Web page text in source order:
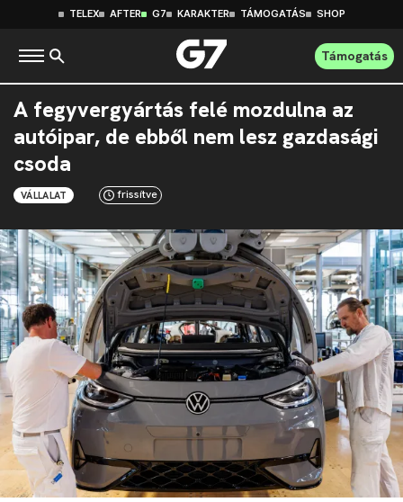
TELEX AFTER G7 KARAKTER TÁMOGATÁS SHOP
Támogatás
A fegyvergyártás felé mozdulna az
autóipar, de ebből nem lesz gazdasági
csoda
VÁLLALAT frissítve